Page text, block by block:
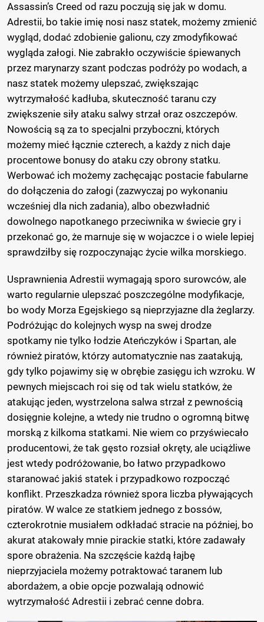
Assassin’s Creed od razu poczują się jak w domu.
Adrestii, bo takie imię nosi nasz statek, możemy zmienić
wygląd, dodać zdobienie galionu, czy zmodyfikować
wygląda załogi. Nie zabrakło oczywiście śpiewanych
przez marynarzy szant podczas podróży po wodach, a
nasz statek możemy ulepszać, zwiększając
wytrzymałość kadłuba, skuteczność taranu czy
zwiększenie siły ataku salwy strzał oraz oszczepów.
Nowością są za to specjalni przyboczni, których
możemy mieć łącznie czterech, a każdy z nich daje
procentowe bonusy do ataku czy obrony statku.
Werbować ich możemy zachęcając postacie fabularne
do dołączenia do załogi (zazwyczaj po wykonaniu
wcześniej dla nich zadania), albo obezwładnić
dowolnego napotkanego przeciwnika w świecie gry i
przekonać go, że marnuje się w wojaczce i o wiele lepiej
sprawdziłby się rozpoczynając życie wilka morskiego.
Usprawnienia Adrestii wymagają sporo surowców, ale
warto regularnie ulepszać poszczególne modyfikacje,
bo wody Morza Egejskiego są nieprzyjazne dla żeglarzy.
Podróżując do kolejnych wysp na swej drodze
spotkamy nie tylko łodzie Ateńczyków i Spartan, ale
również piratów, którzy automatycznie nas zaatakują,
gdy tylko pojawimy się w obrębie zasięgu ich wzroku. W
pewnych miejscach roi się od tak wielu statków, że
atakując jeden, wystrzelona salwa strzał z pewnością
dosięgnie kolejne, a wtedy nie trudno o ogromną bitwę
morską z kilkoma statkami. Nie wiem co przyświecało
producentowi, że tak gęsto rozsiał okręty, ale uciążliwe
jest wtedy podróżowanie, bo łatwo przypadkowo
staranować jakiś statek i przypadkowo rozpocząć
konflikt. Przeszkadza również spora liczba pływających
piratów. W walce ze statkiem jednego z bossów,
czterokrotnie musiałem odkładać stracie na później, bo
akurat atakowały mnie pirackie statki, które zadawały
spore obrażenia. Na szczęście każdą łajbę
nieprzyjaciela możemy potraktować taranem lub
abordażem, a obie opcje pozwalają odnowić
wytrzymałość Adrestii i zebrać cenne dobra.